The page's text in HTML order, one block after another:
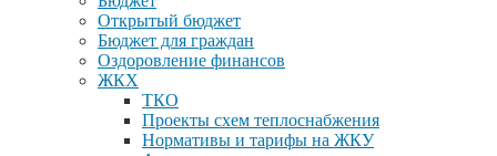
Открытый бюджет
Бюджет для граждан
Оздоровление финансов
ЖКХ
ТКО
Проекты схем теплоснабжения
Нормативы и тарифы на ЖКУ